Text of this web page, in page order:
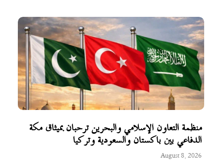
منظمة التعاون الإسلامي والبحرين ترحبان بميثاق مكة
الدفاعي بين باكستان والسعودية وتركيا
August 8, 2026